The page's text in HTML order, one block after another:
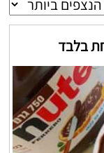
בלבד